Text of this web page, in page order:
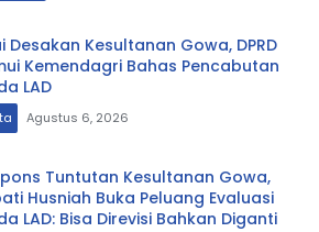
Desakan Kesultanan Gowa, DPRD
Kemendagri Bahas Pencabutan
LAD
Agustus 6, 2026
Tuntutan Kesultanan Gowa,
Husniah Buka Peluang Evaluasi
LAD: Bisa Direvisi Bahkan Diganti